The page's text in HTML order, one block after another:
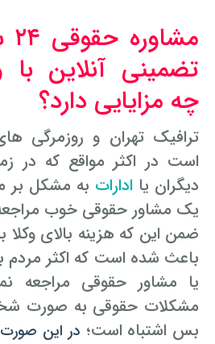
تضمینی آنلاین با
چه مزایایی دارد؟
ترافیک تهران و روزمرگی
است در اکثر مواقع که در
دیگران یا ادارات به مشکل بر
یک مشاور حقوقی خوب مراجعه
ضمن این که هزینه بالای وکلا
باعث شده است که اکثر مردم
یا مشاور حقوقی مراجعه
مشکلات حقوقی به صورت
بس اشتباه است؛ در این صورت